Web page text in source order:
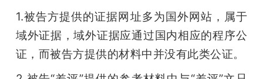
1.被告方提供的证据网址多为国外网站，属于
域外证据，域外证据应通过国内相应的程序公
证，而被告方提供的材料中并没有此类公证。